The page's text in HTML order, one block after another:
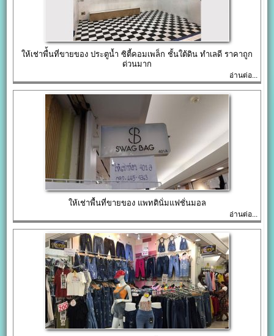
ให้เช่าพื่้นที่ขายของ ประตูน้ำ ซิตี้คอมเพล็ก ชั้นใต้ดิน ทำเลดี ราคาถูก
ด่วนมาก
อ่านต่อ...
ให้เช่าพื้นที่ขายของ แพทตินั่มแฟชั่นมอล
อ่านต่อ...